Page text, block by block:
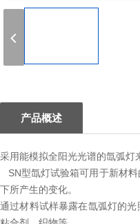
产品概述
采用能模拟全阳光光谱的氙弧
SN型氙灯试验箱可用于新材
下所产生的变化。
通过材料试样暴露在氙弧灯的